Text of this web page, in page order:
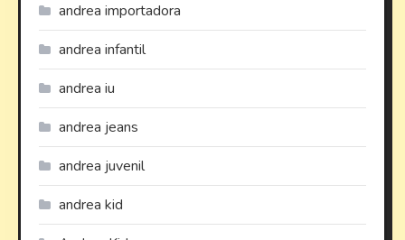
andrea importadora
andrea infantil
andrea iu
andrea jeans
andrea juvenil
andrea kid